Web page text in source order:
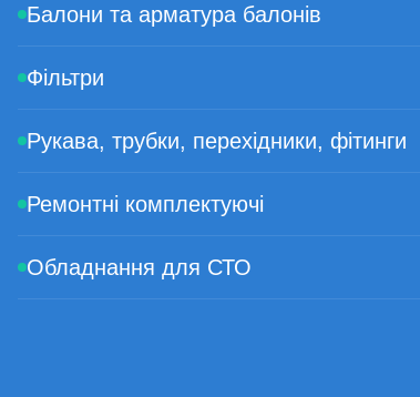
Балони та арматура балонів
Фільтри
Рукава, трубки, перехідники, фітинги
Ремонтні комплектуючі
Обладнання для СТО